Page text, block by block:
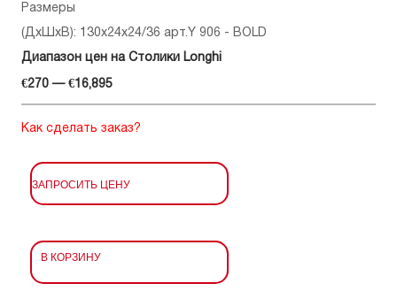
Размеры
(ДхШхВ): 130x24x24/36 арт.Y 906 - BOLD
Диапазон цен на Столики Longhi
€270 — €16,895
Как сделать заказ?
ЗАПРОСИТЬ ЦЕНУ
В КОРЗИНУ